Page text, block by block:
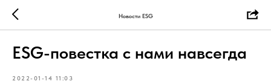
Новости ESG
ESG-повестка с нами навсегда
2022-01-14 11:03